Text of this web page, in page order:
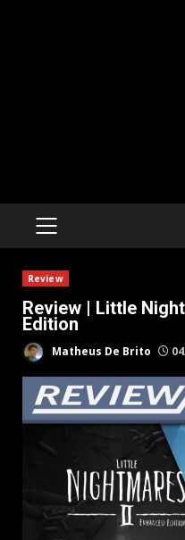
PRIMARY
Review
Review | Little
Edition
Matheus De Brito